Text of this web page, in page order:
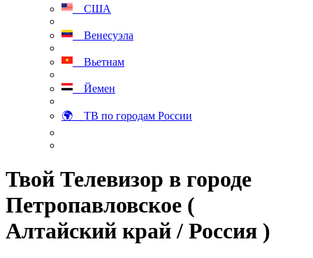
США
Венесуэла
Вьетнам
Йемен
🌍 ТВ по городам России
Твой Телевизор в городе
Петропавловское (
Алтайский край / Россия )